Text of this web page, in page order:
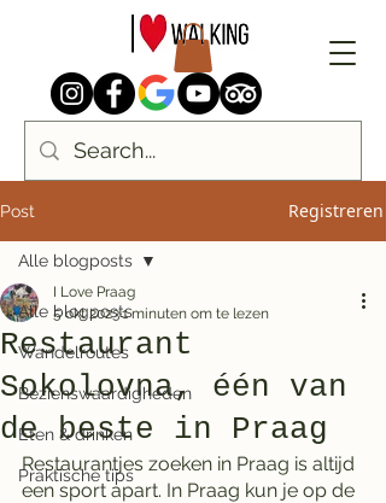
Post Registreren
Alle blogposts
Wandelroutes
Bezienswaardigheden
Eten & drinken
Praktische tips
Alle blogposts
Restaurant
Sokolovna, één van
de beste in Praag
I Love Praag
5 okt 20231 minuten om te lezen
Restaurantjes zoeken in Praag is altijd
een sport apart. In Praag kun je op de